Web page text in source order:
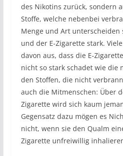
des Nikotins zurück, sondern
Stoffe, welche nebenbei
Menge und Art unterscheiden
und der E-Zigarette stark.
davon aus, dass die E-
nicht so stark schadet wie die
den Stoffen, die nicht
auch die Mitmenschen: Über
Zigarette wird sich kaum
Gegensatz dazu mögen es
nicht, wenn sie den Qualm
Zigarette unfreiwillig